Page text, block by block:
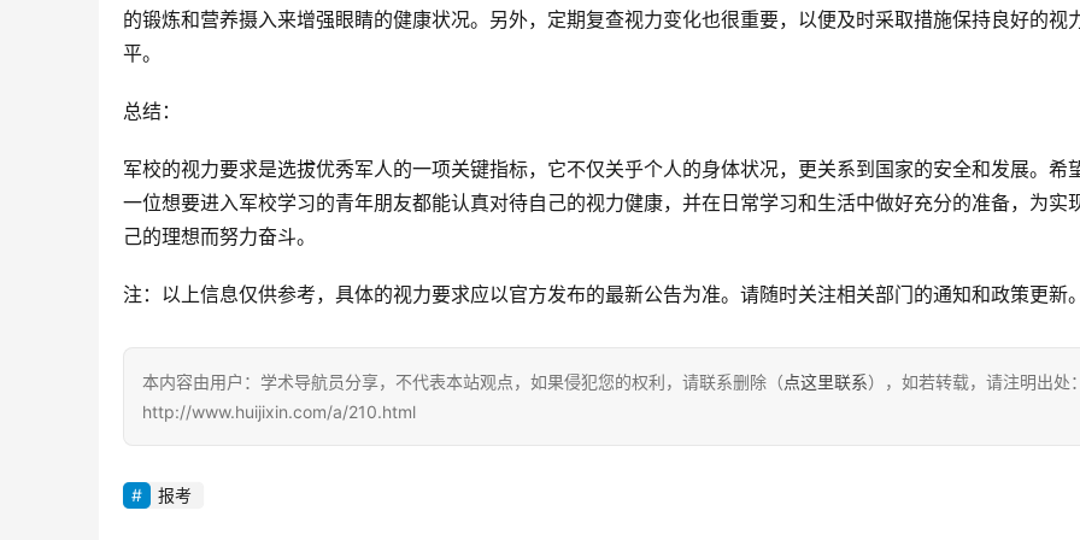
的锻炼和营养摄入来增强眼睛的健康状况。另外，定期复查视力变化也很重要，以便及时采取措施保持良好的视
平。
总结：
军校的视力要求是选拔优秀军人的一项关键指标，它不仅关乎个人的身体状况，更关系到国家的安全和发展。希
一位想要进入军校学习的青年朋友都能认真对待自己的视力健康，并在日常学习和生活中做好充分的准备，为实
己的理想而努力奋斗。
注：以上信息仅供参考，具体的视力要求应以官方发布的最新公告为准。请随时关注相关部门的通知和政策更新。
本内容由用户：学术导航员分享，不代表本站观点，如果侵犯您的权利，请联系删除（点这里联系），如若转载，请注明出处：
http://www.huijixin.com/a/210.html
报考